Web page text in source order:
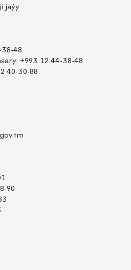
jaýy
48
+993 12 44-38-48
40-30-88
90